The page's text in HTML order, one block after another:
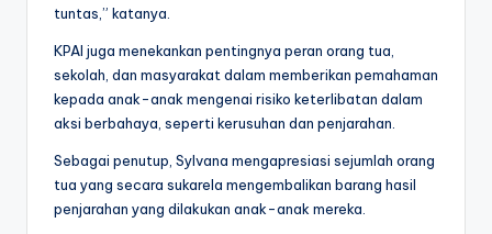
tuntas,” katanya.
KPAI juga menekankan pentingnya peran orang tua,
sekolah, dan masyarakat dalam memberikan pemahaman
kepada anak-anak mengenai risiko keterlibatan dalam
aksi berbahaya, seperti kerusuhan dan penjarahan.
Sebagai penutup, Sylvana mengapresiasi sejumlah orang
tua yang secara sukarela mengembalikan barang hasil
penjarahan yang dilakukan anak-anak mereka.